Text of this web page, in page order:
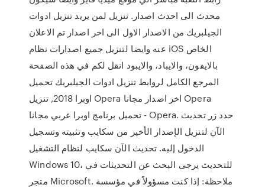
محدث الى احدث اصدار. تنزيل لمن يريد تنزيل ادوات
الجيلبريك من الاصدار الاول الى اخر اصدار تم الاعلان
عنه وايضا لتنزيل جميع اصدارات نظام iOS الخاص
بالايفون، والايباد، والايبود انقل لكم في هذه الصفحة
المرجع الكامل لروابط تنزيل ادوات الجيلبريك تحميل
اوبرا 2018, تنزيل Opera اخر اصدار مجانا Opera
تحميل برنامج اوبرا عربي مجانا - Opera. حدد زر تحديث
الآن لتنزيل الإصدار الأخير من سكايب وتثبيته وتسجيل
الدخول إليه. تحديث الآن سكايب لنظام التشغيل
Windows 10، للتحديث يرجى البحث عن التحديثات في
متجر Microsoft. ملاحظة: إذا كنت مسؤولاً في مؤسسة